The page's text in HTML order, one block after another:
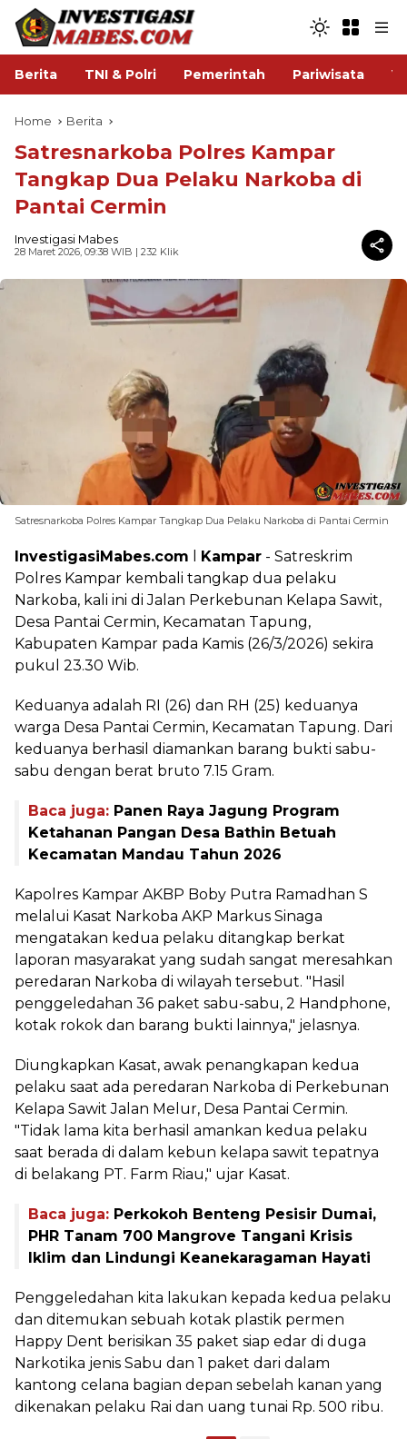
Berita TNI & Polri Pemerintah Pariwisata
Home Berita
Satresnarkoba Polres Kampar
Tangkap Dua Pelaku Narkoba di
Pantai Cermin
Investigasi Mabes
28 Maret 2026, 09:38 WIB | 232 Klik
Satresnarkoba Polres Kampar Tangkap Dua Pelaku Narkoba di Pantai Cermin
InvestigasiMabes.com Kampar - Satreskrim
Polres Kampar kembali tangkap dua pelaku
Narkoba, kali ini di Jalan Perkebunan Kelapa Sawit,
Desa Pantai Cermin, Kecamatan Tapung,
Kabupaten Kampar pada Kamis (26/3/2026) sekira
pukul 23.30 Wib.
Keduanya adalah RI (26) dan RH (25) keduanya
warga Desa Pantai Cermin, Kecamatan Tapung. Dari
keduanya berhasil diamankan barang bukti sabu-
sabu dengan berat bruto 7.15 Gram.
Baca juga: Panen Raya Jagung Program
Ketahanan Pangan Desa Bathin Betuah
Kecamatan Mandau Tahun 2026
Kapolres Kampar AKBP Boby Putra Ramadhan S
melalui Kasat Narkoba AKP Markus Sinaga
mengatakan kedua pelaku ditangkap berkat
laporan masyarakat yang sudah sangat meresahkan
peredaran Narkoba di wilayah tersebut. "Hasil
penggeledahan 36 paket sabu-sabu, 2 Handphone,
kotak rokok dan barang bukti lainnya," jelasnya.
Diungkapkan Kasat, awak penangkapan kedua
pelaku saat ada peredaran Narkoba di Perkebunan
Kelapa Sawit Jalan Melur, Desa Pantai Cermin.
"Tidak lama kita berhasil amankan kedua pelaku
saat berada di dalam kebun kelapa sawit tepatnya
di belakang PT. Farm Riau," ujar Kasat.
Baca juga: Perkokoh Benteng Pesisir Dumai,
PHR Tanam 700 Mangrove Tangani Krisis
Iklim dan Lindungi Keanekaragaman Hayati
Penggeledahan kita lakukan kepada kedua pelaku
dan ditemukan sebuah kotak plastik permen
Happy Dent berisikan 35 paket siap edar di duga
Narkotika jenis Sabu dan 1 paket dari dalam
kantong celana bagian depan sebelah kanan yang
dikenakan pelaku Rai dan uang tunai Rp. 500 ribu.